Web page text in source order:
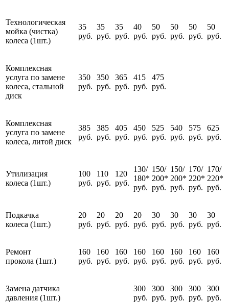
Технологическая
мойка (чистка)
колеса (1шт.)
35
руб.
35
руб.
35
руб.
40
руб.
50
руб.
50
руб.
50
руб.
50
руб.
Комплексная
услуга по замене
колеса, стальной
диск
350
руб.
350
руб.
365
руб.
415
руб.
475
руб.
Комплексная
услуга по замене
колеса, литой диск
385
руб.
385
руб.
405
руб.
450
руб.
525
руб.
540
руб.
575
руб.
625
руб.
Утилизация
колеса (1шт.)
100
руб.
110
руб.
120
руб.
130/
180*
руб.
150/
200*
руб.
150/
200*
руб.
170/
220*
руб.
170/
220*
руб.
Подкачка
колеса (1шт.)
20
руб.
20
руб.
20
руб.
20
руб.
30
руб.
30
руб.
30
руб.
30
руб.
Ремонт
прокола (1шт.)
160
руб.
160
руб.
160
руб.
160
руб.
160
руб.
160
руб.
160
руб.
160
руб.
Замена датчика
давления (1шт.)
300
руб.
300
руб.
300
руб.
300
руб.
300
руб.